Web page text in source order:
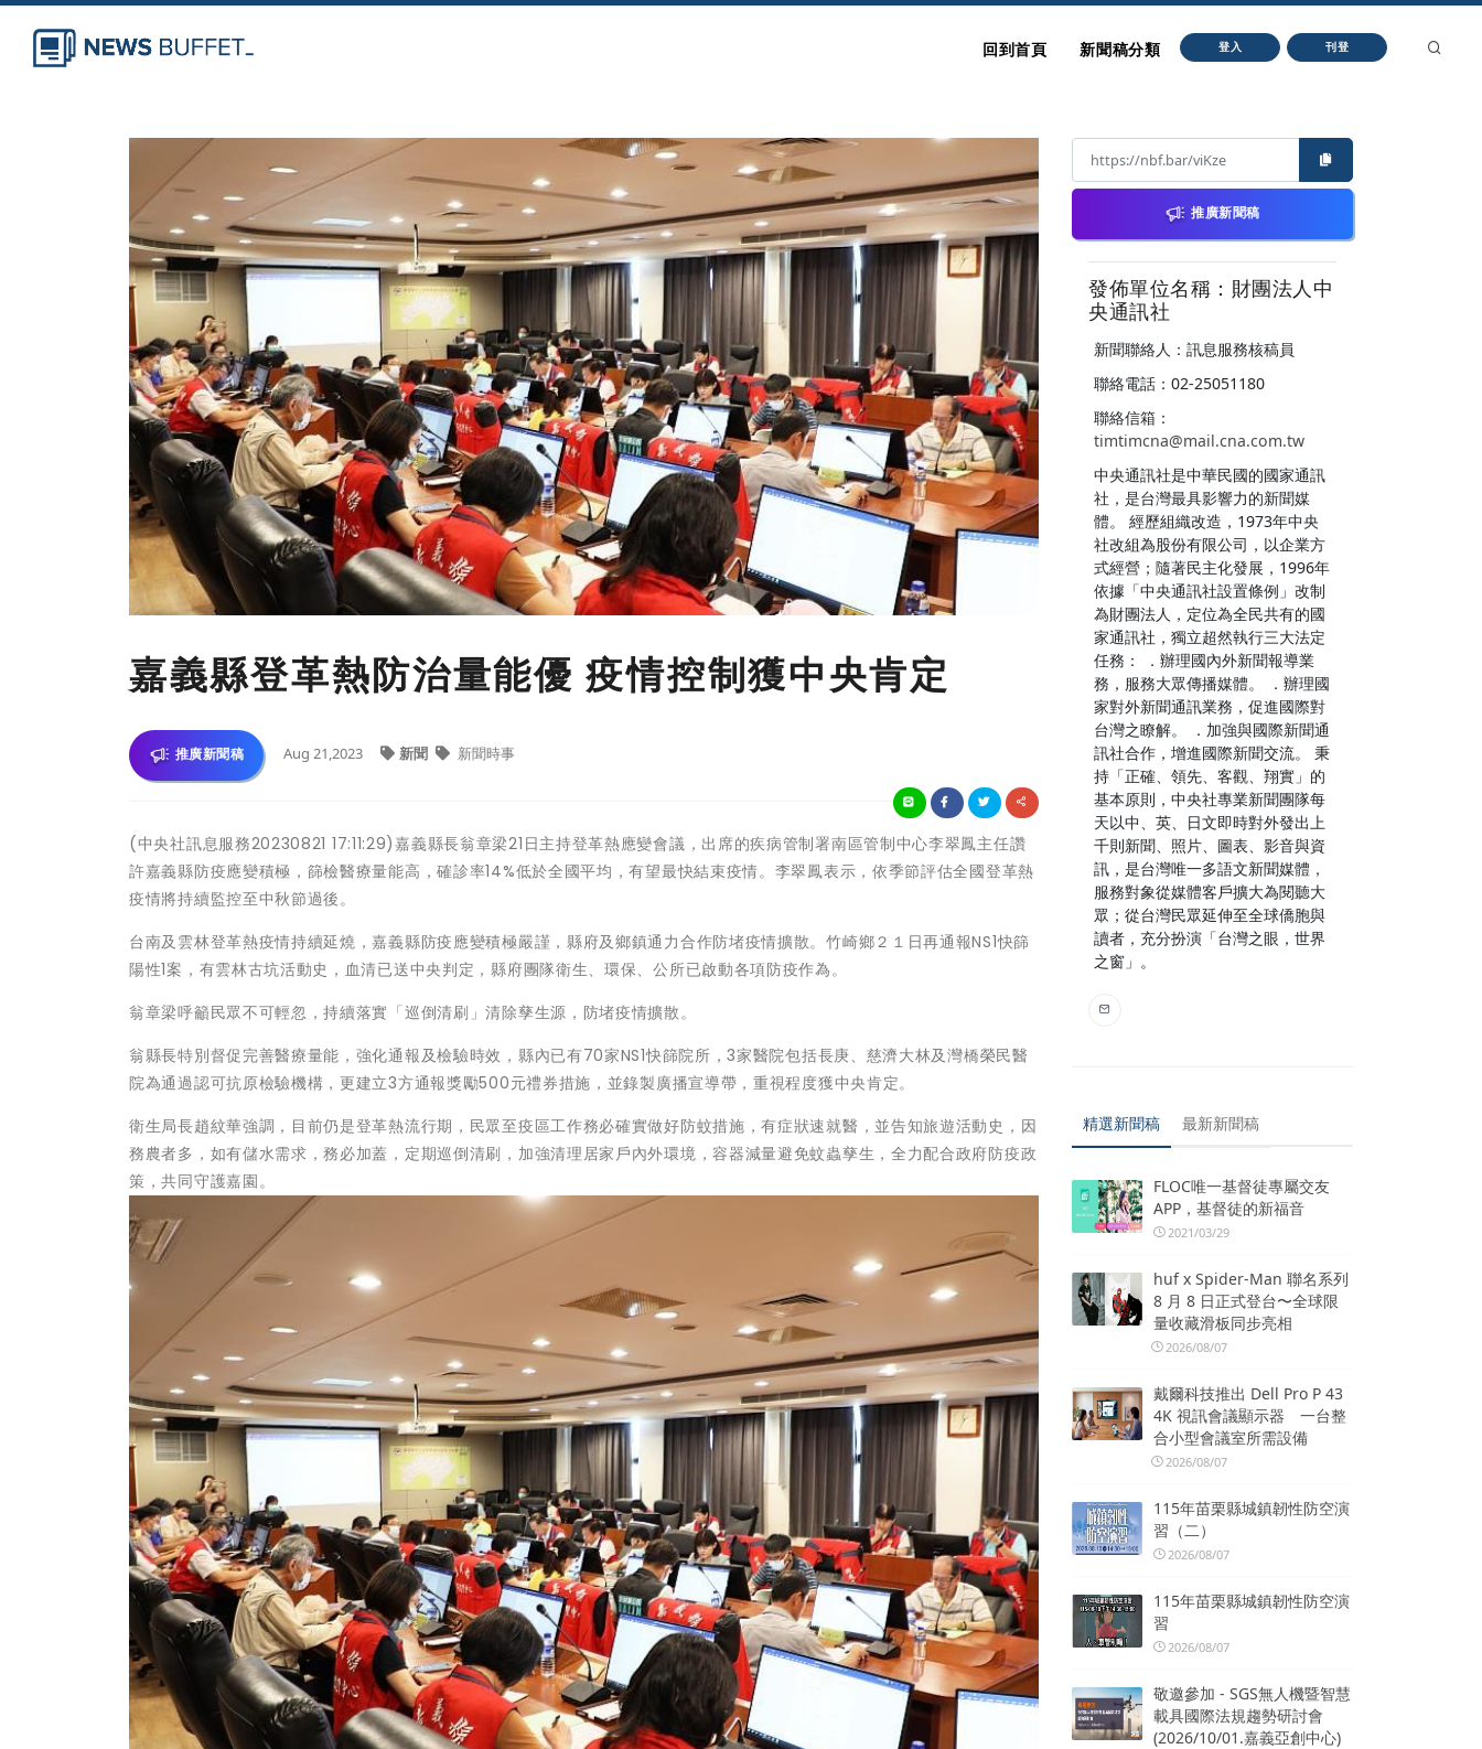
回到首頁 新聞稿分類 登入 刊登
嘉義縣登革熱防治量能優 疫情控制獲中央肯定
推廣新聞稿 Aug 21,2023 新聞 新聞時事
(中央社訊息服務20230821 17:11:29)嘉義縣長翁章梁21日主持登革熱應變會議，出席的疾病管制署南區管制中心李翠鳳主任讚
許嘉義縣防疫應變積極，篩檢醫療量能高，確診率14%低於全國平均，有望最快結束疫情。李翠鳳表示，依季節評估全國登革熱
疫情將持續監控至中秋節過後。
台南及雲林登革熱疫情持續延燒，嘉義縣防疫應變積極嚴謹，縣府及鄉鎮通力合作防堵疫情擴散。竹崎鄉２１日再通報NS1快篩
陽性1案，有雲林古坑活動史，血清已送中央判定，縣府團隊衛生、環保、公所已啟動各項防疫作為。
翁章梁呼籲民眾不可輕忽，持續落實「巡倒清刷」清除孳生源，防堵疫情擴散。
翁縣長特別督促完善醫療量能，強化通報及檢驗時效，縣內已有70家NS1快篩院所，3家醫院包括長庚、慈濟大林及灣橋榮民醫
院為通過認可抗原檢驗機構，更建立3方通報獎勵500元禮券措施，並錄製廣播宣導帶，重視程度獲中央肯定。
衛生局長趙紋華強調，目前仍是登革熱流行期，民眾至疫區工作務必確實做好防蚊措施，有症狀速就醫，並告知旅遊活動史，因
務農者多，如有儲水需求，務必加蓋，定期巡倒清刷，加強清理居家戶內外環境，容器減量避免蚊蟲孳生，全力配合政府防疫政
策，共同守護嘉園。
推廣新聞稿
發佈單位名稱：財團法人中
央通訊社
新聞聯絡人：訊息服務核稿員
聯絡電話：02-25051180
聯絡信箱：
timtimcna@mail.cna.com.tw
中央通訊社是中華民國的國家通訊
社，是台灣最具影響力的新聞媒
體。 經歷組織改造，1973年中央
社改組為股份有限公司，以企業方
式經營；隨著民主化發展，1996年
依據「中央通訊社設置條例」改制
為財團法人，定位為全民共有的國
家通訊社，獨立超然執行三大法定
任務： ．辦理國內外新聞報導業
務，服務大眾傳播媒體。 ．辦理國
家對外新聞通訊業務，促進國際對
台灣之瞭解。 ．加強與國際新聞通
訊社合作，增進國際新聞交流。 秉
持「正確、領先、客觀、翔實」的
基本原則，中央社專業新聞團隊每
天以中、英、日文即時對外發出上
千則新聞、照片、圖表、影音與資
訊，是台灣唯一多語文新聞媒體，
服務對象從媒體客戶擴大為閱聽大
眾；從台灣民眾延伸至全球僑胞與
讀者，充分扮演「台灣之眼，世界
之窗」。
精選新聞稿 最新新聞稿
FLOC唯一基督徒專屬交友
APP，基督徒的新福音
2021/03/29
huf x Spider-Man 聯名系列
8 月 8 日正式登台〜全球限
量收藏滑板同步亮相
2026/08/07
戴爾科技推出 Dell Pro P 43
4K 視訊會議顯示器 一台整
合小型會議室所需設備
2026/08/07
115年苗栗縣城鎮韌性防空演
習（二）
2026/08/07
115年苗栗縣城鎮韌性防空演
習
2026/08/07
敬邀參加 - SGS無人機暨智慧
載具國際法規趨勢研討會
(2026/10/01.嘉義亞創中心)